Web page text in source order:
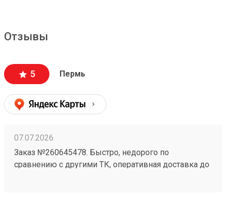
Отзывы
5 Пермь
07.07.2026
Заказ №260645478. Быстро, недорого по
сравнению с другими ТК, оперативная доставка до